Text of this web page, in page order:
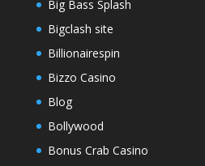
Big Bass Splash
Bigclash site
Billionairespin
Bizzo Casino
Blog
Bollywood
Bonus Crab Casino